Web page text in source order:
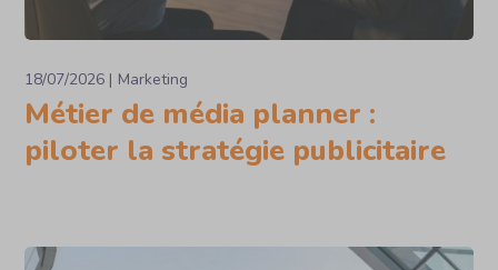
18/07/2026 Marketing
Métier de média planner :
piloter la stratégie publicitaire